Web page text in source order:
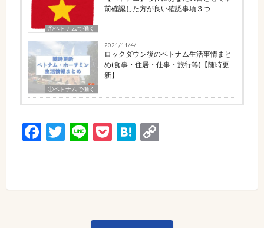
①ベトナムで働く
前確認した方が良い確認事項３つ
①ベトナムで働く
2021/11/4/
ロックダウン後のベトナム生活事情まと
め(食事・住居・仕事・旅行等)【随時更
新】
Facebook
Twitter
LinePocketHatena
Copy